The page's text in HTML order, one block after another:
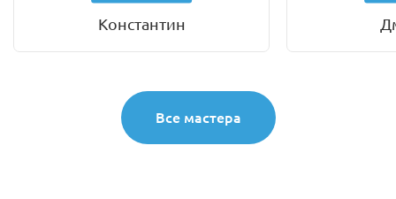
Константин
Все мастера